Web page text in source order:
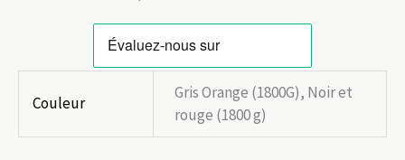
Couleur
Gris Orange (1800G), Noir et
rouge (1800 g)